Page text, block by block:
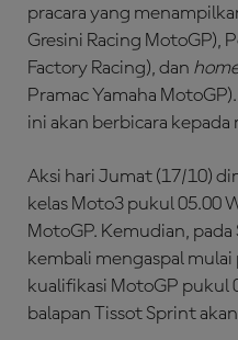
pracara yang
Gresini Racing MotoGP),
Factory Racing), dan
Pramac Yamaha
ini akan berbicara
Aksi hari Jumat (17/10)
kelas Moto3 pukul 05.00
MotoGP. Kemudian,
kembali mengaspal
kualifikasi MotoGP pukul
balapan Tissot Sprint